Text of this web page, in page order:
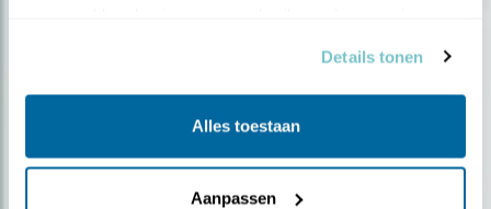
Details tonen
Alles toestaan
Aanpassen
Ontvang 5 x Vogels voor € 36,00 per jaar